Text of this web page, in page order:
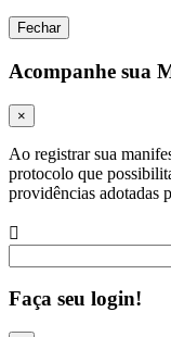
Fechar
Acompanhe sua
×
Ao registrar sua
protocolo que
providências adotadas
Faça seu login!